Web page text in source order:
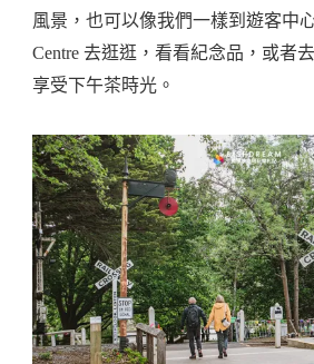
風景，也可以像我們一樣到遊客中
Centre 去逛逛，看看紀念品，或者
享受下午茶時光。